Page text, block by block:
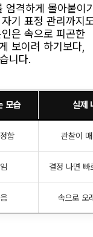
엄격하게 몰아붙이
기 표정 관리까지
은 속으로 피곤한
보이려 하기보다,
니다.
모습 실제
함 관찰이
결정 나면 빠
속으로 오